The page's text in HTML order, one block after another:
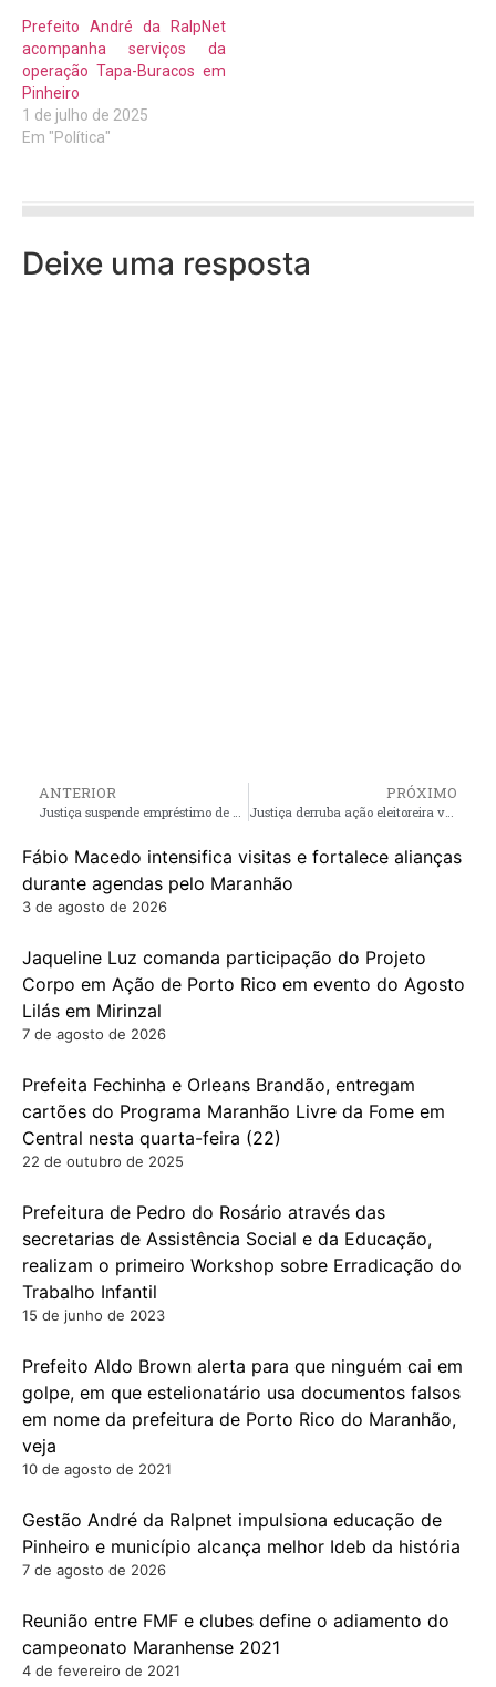
Prefeito André da RalpNet
acompanha serviços da
operação Tapa-Buracos em
Pinheiro
1 de julho de 2025
Em "Política"
Deixe uma resposta
ANTERIOR PRÓXIMO
Justiça derruba ação eleitoreira vergonhosa de João Batista Segundo em Pinheiro
Fábio Macedo intensifica visitas e fortalece alianças
durante agendas pelo Maranhão
3 de agosto de 2026
Jaqueline Luz comanda participação do Projeto
Corpo em Ação de Porto Rico em evento do Agosto
Lilás em Mirinzal
7 de agosto de 2026
Prefeita Fechinha e Orleans Brandão, entregam
cartões do Programa Maranhão Livre da Fome em
Central nesta quarta-feira (22)
22 de outubro de 2025
Prefeitura de Pedro do Rosário através das
secretarias de Assistência Social e da Educação,
realizam o primeiro Workshop sobre Erradicação do
Trabalho Infantil
15 de junho de 2023
Prefeito Aldo Brown alerta para que ninguém cai em
golpe, em que estelionatário usa documentos falsos
em nome da prefeitura de Porto Rico do Maranhão,
veja
10 de agosto de 2021
Gestão André da Ralpnet impulsiona educação de
Pinheiro e município alcança melhor Ideb da história
7 de agosto de 2026
Reunião entre FMF e clubes define o adiamento do
campeonato Maranhense 2021
4 de fevereiro de 2021